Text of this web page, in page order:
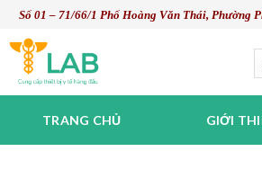
Skip
content
Số 01 – 71/66/1 Phố Hoàng Văn Thái, Phường
TRANG CHỦ GIỚI